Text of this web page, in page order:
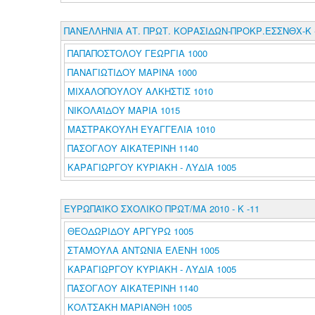
ΠΑΝΕΛΛΗΝΙΑ ΑΤ. ΠΡΩΤ. ΚΟΡΑΣΙΔΩΝ-ΠΡΟΚΡ.ΕΣΣΝΘΧ-Κ
ΠΑΠΑΠΟΣΤΟΛΟΥ ΓΕΩΡΓΙΑ 1000
ΠΑΝΑΓΙΩΤΙΔΟΥ ΜΑΡΙΝΑ 1000
ΜΙΧΑΛΟΠΟΥΛΟΥ ΑΛΚΗΣΤΙΣ 1010
ΝΙΚΟΛΑΪΔΟΥ ΜΑΡΙΑ 1015
ΜΑΣΤΡΑΚΟΥΛΗ ΕΥΑΓΓΕΛΙΑ 1010
ΠΑΣΟΓΛΟΥ ΑΙΚΑΤΕΡΙΝΗ 1140
ΚΑΡΑΓΙΩΡΓΟΥ ΚΥΡΙΑΚΗ - ΛΥΔΙΑ 1005
ΕΥΡΩΠΑΪΚΟ ΣΧΟΛΙΚΟ ΠΡΩΤ/ΜΑ 2010 - Κ -11
ΘΕΟΔΩΡΙΔΟΥ ΑΡΓΥΡΩ 1005
ΣΤΑΜΟΥΛΑ ΑΝΤΩΝΙΑ ΕΛΕΝΗ 1005
ΚΑΡΑΓΙΩΡΓΟΥ ΚΥΡΙΑΚΗ - ΛΥΔΙΑ 1005
ΠΑΣΟΓΛΟΥ ΑΙΚΑΤΕΡΙΝΗ 1140
ΚΟΛΤΣΑΚΗ ΜΑΡΙΑΝΘΗ 1005